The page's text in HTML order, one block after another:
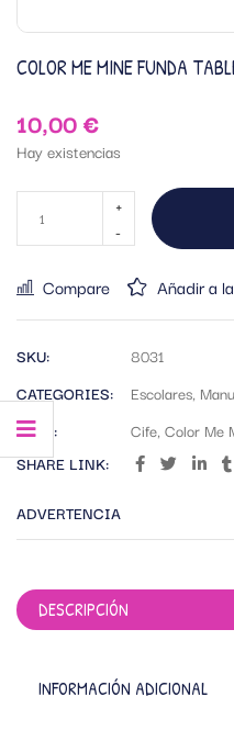
COLOR ME MINE FUNDA
10,00€
Hay existencias
Compare Añadir a
SKU:
8031
CATEGORIES:
Escolares,
TAGS:
Cife, Color Me
SHARE LINK:
ADVERTENCIA
DESCRIPCIÓN
INFORMACIÓN ADICIONAL